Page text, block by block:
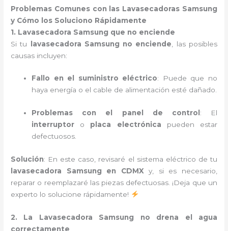
Problemas Comunes con las Lavasecadoras Samsung
y Cómo los Soluciono Rápidamente
1. Lavasecadora Samsung que no enciende
Si tu lavasecadora Samsung no enciende , las posibles
causas incluyen:
Fallo en el suministro eléctrico: Puede que no
haya energía o el cable de alimentación esté dañado.
Problemas con el panel de control : El
interruptor o placa electrónica pueden estar
defectuosos.
Solución: En este caso, revisaré el sistema eléctrico de tu
lavasecadora Samsung en CDMX y, si es necesario,
reparar o reemplazaré las piezas defectuosas. ¡Deja que un
experto lo solucione rápidamente!
2. La Lavasecadora Samsung no drena el agua
correctamente